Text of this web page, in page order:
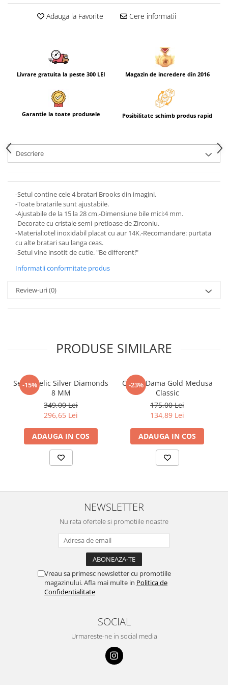
Adauga la Favorite Cere informatii
Livrare gratuita la peste 300 LEI Magazin de incredere din 2016
Garantie la toate produsele Posibilitate schimb produs rapid
Descriere
-Setul contine cele 4 bratari Brooks din imagini.
-Toate bratarile sunt ajustabile.
-Ajustabile de la 15 la 28 cm.-Dimensiune bile mici:4 mm.
-Decorate cu cristale semi-pretioase de Zirconiu.
-Material:otel inoxidabil placat cu aur 14K.-Recomandare: purtata
cu alte bratari sau langa ceas.
-Setul vine insotit de cutie. "Be different!"
Informatii conformitate produs
Review-uri(0)
PRODUSE SIMILARE
-15%
Set Angelic Silver Diamonds
8 MM
349,00 Lei
296,65 Lei
ADAUGA IN COS
-23%
Cercei Dama Gold Medusa
Classic
175,00 Lei
134,89 Lei
ADAUGA IN COS
NEWSLETTER
Nu rata ofertele si promotiile noastre
Vreau sa primesc newsletter cu promotiile
magazinului. Afla mai multe in Politica de
Confidentialitate
SOCIAL
Urmareste-ne in social media